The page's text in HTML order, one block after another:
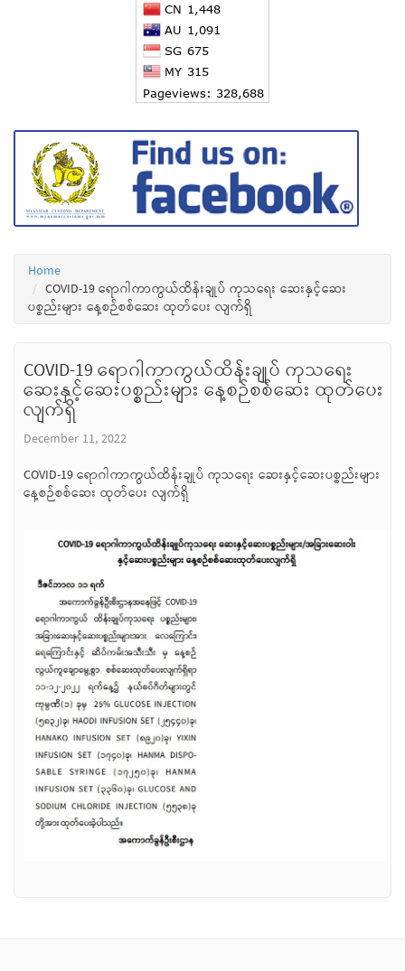
Home
COVID-19 ရောဂါကာကွယ်ထိန်းချုပ် ကုသရေး ဆေးနှင့်ဆေး
ပစ္စည်းများ နေ့စဉ်စစ်ဆေး ထုတ်ပေး လျက်ရှိ
COVID-19 ရောဂါကာကွယ်ထိန်းချုပ် ကုသရေး
ဆေးနှင့်ဆေးပစ္စည်းများ နေ့စဉ်စစ်ဆေး ထုတ်ပေး
လျက်ရှိ
December 11, 2022
COVID-19 ရောဂါကာကွယ်ထိန်းချုပ် ကုသရေး ဆေးနှင့်ဆေးပစ္စည်းများ
နေ့စဉ်စစ်ဆေး ထုတ်ပေး လျက်ရှိ